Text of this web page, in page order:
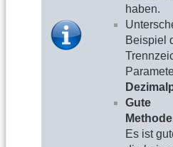
haben.
Beispiel
Gute
Es ist